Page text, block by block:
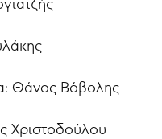
Θάνος Βόβολης
Χριστοδούλου